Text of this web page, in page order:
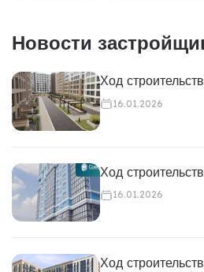
Новости
Ход
16.01.2026
Ход
16.01.2026
Ход